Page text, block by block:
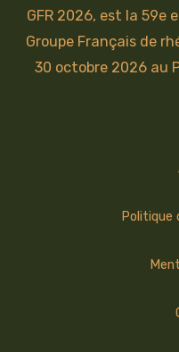
GFR 2026, est la 59e
Groupe Français de
30 octobre 2026 au
Politique